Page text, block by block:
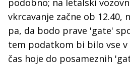
vkrcavanje začne ob
pa, da bodo prave 'gate'
tem podatkom bi bilo vse
čas hoje do posameznih